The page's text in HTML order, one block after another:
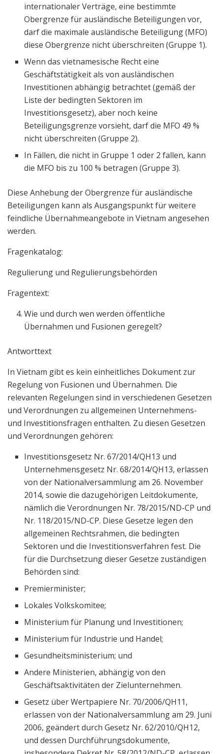
internationaler Verträge, eine bestimmte
Obergrenze für ausländische Beteiligungen vor,
darf die maximale ausländische Beteiligung (MFO)
diese Obergrenze nicht überschreiten (Gruppe 1).
Wenn das vietnamesische Recht eine
Geschäftstätigkeit als von ausländischen
Investitionen abhängig betrachtet (gemäß der
Liste der bedingten Sektoren im
Investitionsgesetz), aber noch keine
Beteiligungsgrenze vorsieht, darf die MFO 49 %
nicht überschreiten (Gruppe 2).
In Fällen, die nicht in Gruppe 1 oder 2 fallen, kann
die MFO bis zu 100 % betragen (Gruppe 3).
Diese Anhebung der Obergrenze für ausländische
Beteiligungen kann als Ausgangspunkt für weitere
feindliche Übernahmeangebote in Vietnam angesehen
werden.
Fragenkatalog:
Regulierung und Regulierungsbehörden
Fragentext:
Wie und durch wen werden öffentliche
Übernahmen und Fusionen geregelt?
Antworttext
In Vietnam gibt es kein einheitliches Dokument zur
Regelung von Fusionen und Übernahmen. Die
relevanten Regelungen sind in verschiedenen Gesetzen
und Verordnungen zu allgemeinen Unternehmens-
und Investitionsfragen enthalten. Zu diesen Gesetzen
und Verordnungen gehören:
Investitionsgesetz Nr. 67/2014/QH13 und
Unternehmensgesetz Nr. 68/2014/QH13, erlassen
von der Nationalversammlung am 26. November
2014, sowie die dazugehörigen Leitdokumente,
nämlich die Verordnungen Nr. 78/2015/ND-CP und
Nr. 118/2015/ND-CP. Diese Gesetze legen den
allgemeinen Rechtsrahmen, die bedingten
Sektoren und die Investitionsverfahren fest. Die
für die Durchsetzung dieser Gesetze zuständigen
Behörden sind:
Premierminister;
Lokales Volkskomitee;
Ministerium für Planung und Investitionen;
Ministerium für Industrie und Handel;
Gesundheitsministerium; und
Andere Ministerien, abhängig von den
Geschäftsaktivitäten der Zielunternehmen.
Gesetz über Wertpapiere Nr. 70/2006/QH11,
erlassen von der Nationalversammlung am 29. Juni
2006, geändert durch Gesetz Nr. 62/2010/QH12,
und dessen Durchführungsdokumente,